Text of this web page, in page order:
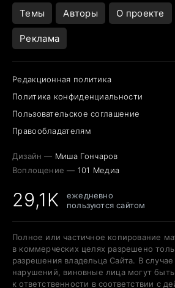
Темы Авторы О проекте
Реклама
Редакционная политика
Политика конфиденциальности
Пользовательское соглашение
Правообладателям
Дизайн — Миша Гончаров
Воплощение — 101 Медиа
29,1K
ежедневно
пользуются сайтом
Полное или частичное копирование
в коммерческих целях разрешено
разрешения владельца Сайта. В
нарушений, виновные лица могут
к ответственности в соответствии с